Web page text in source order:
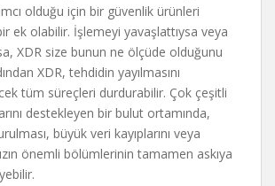
olduğu için bir güvenlik ürünleri
ek olabilir. İşlemeyi yavaşlattıysa veya
XDR size bunun ne ölçüde olduğunu
XDR, tehdidin yayılmasını
tüm süreçleri durdurabilir. Çok çeşitli
destekleyen bir bulut ortamında,
büyük veri kayıplarını veya
önemli bölümlerinin tamamen askıya